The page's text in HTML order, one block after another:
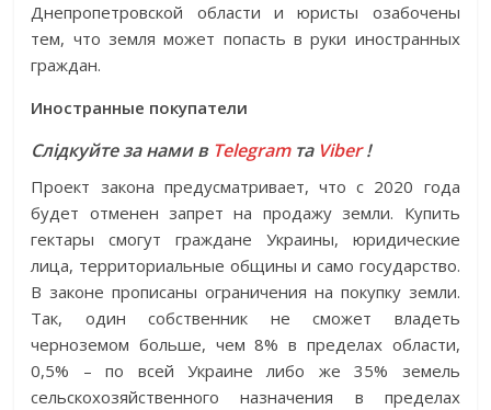
Днепропетровской области и юристы озабочены
тем, что земля может попасть в руки иностранных
граждан.
Иностранные покупатели
Слідкуйте за нами в Telegramта Viber!
Проект закона предусматривает, что с 2020 года
будет отменен запрет на продажу земли. Купить
гектары смогут граждане Украины, юридические
лица, территориальные общины и само государство.
В законе прописаны ограничения на покупку земли.
Так, один собственник не сможет владеть
черноземом больше, чем 8% в пределах области,
0,5% – по всей Украине либо же 35% земель
сельскохозяйственного назначения в пределах